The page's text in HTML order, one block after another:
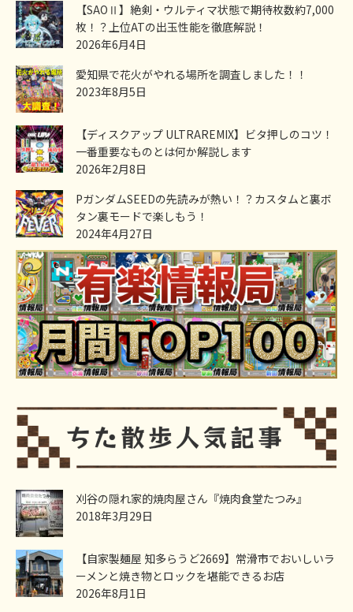
【SAOⅡ】絶剣・ウルティマ状態で期待枚数約7,000
枚！？上位ATの出玉性能を徹底解説！
2026年6月4日
愛知県で花火がやれる場所を調査しました！！
2023年8月5日
【ディスクアップ ULTRAREMIX】ビタ押しのコツ！
一番重要なものとは何か解説します
2026年2月8日
PガンダムSEEDの先読みが熱い！？カスタムと裏ボ
タン裏モードで楽しもう！
2024年4月27日
刈谷の隠れ家的焼肉屋さん『焼肉食堂たつみ』
2018年3月29日
【自家製麺屋 知多らうど2669】常滑市でおいしいラ
ーメンと焼き物とロックを堪能できるお店
2026年8月1日